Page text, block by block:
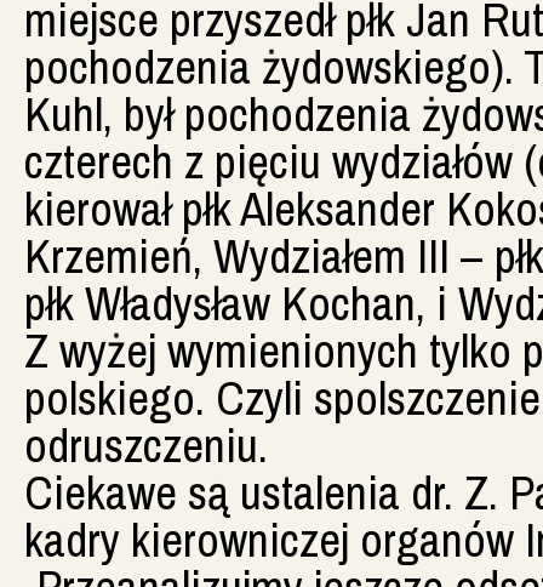
miejsce przyszedł płk Jan
pochodzenia żydowskiego).
Kuhl, był pochodzenia
czterech z pięciu wydziałów
kierował płk Aleksander
Krzemień, Wydziałem III –
płk Władysław Kochan, i
Z wyżej wymienionych tylko
polskiego. Czyli
odruszczeniu.
Ciekawe są ustalenia dr. Z.
kadry kierowniczej organów